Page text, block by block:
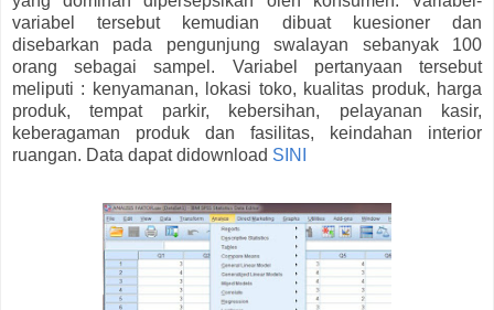
variabel tersebut kemudian dibuat kuesioner dan
disebarkan pada pengunjung swalayan sebanyak 100
orang sebagai sampel. Variabel pertanyaan tersebut
meliputi : kenyamanan, lokasi toko, kualitas produk, harga
produk, tempat parkir, kebersihan, pelayanan kasir,
keberagaman produk dan fasilitas, keindahan interior
ruangan. Data dapat didownload SINI